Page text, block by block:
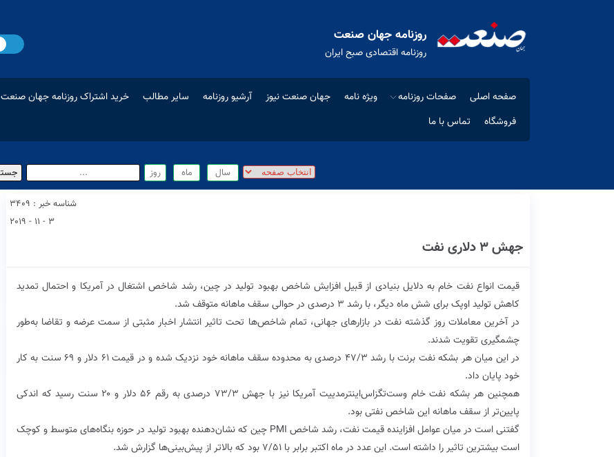
روزنامه جهان صنعت
روزنامه اقتصادی صبح ایران
صفحه اصلی صفحات روزنامه ویژه نامه جهان صنعت نیوز آرشیو روزنامه سایر مطالب
خرید اشتراک روزنامه جهان صنعت
فروشگاه
تماس با ما
شناسه خبر : 3409
3 - 11 - 2019
جهش ۳ ‌دلاری نفت
قیمت انواع نفت خام به دلایل بنیادی از قبیل افزایش شاخص بهبود تولید در چین، رشد شاخص اشتغال در آمریکا و احتمال تمدید
کاهش تولید اوپک برای شش ماه دیگر، با رشد ۳ درصدی در حوالی سقف ماهانه متوقف شد.
در آخرین معاملات روز گذشته نفت در بازارهای جهانی، تمام‌ شاخص‌ها تحت تاثیر انتشار اخبار مثبتی از سمت عرضه و تقاضا به‌طور
چشمگیری تقویت شدند.
در این میان هر بشکه نفت برنت با رشد ۴۷/۳ درصدی به محدوده سقف ماهانه خود نزدیک شده و در قیمت ۶۱ دلار و ۶۹ سنت به کار
خود پایان داد.
همچنین هر بشکه نفت خام وست‌تگزاس‌اینترمدییت آمریکا نیز با جهش ۷۳/۳ درصدی به رقم ۵۶ دلار و ۲۰ سنت رسید که ‌اندکی
پایین‌تر از سقف ماهانه این شاخص نفتی بود.
گفتنی است در میان عوامل افزاینده قیمت نفت، رشد شاخص PMI چین که نشان‌دهنده بهبود تولید در حوزه بنگاه‌های متوسط و کوچک
است بیشترین تاثیر را داشته است. این عدد در ماه اکتبر برابر با ۷/۵۱ بود که بالاتر از پیش‌بینی‌ها گزارش شد.